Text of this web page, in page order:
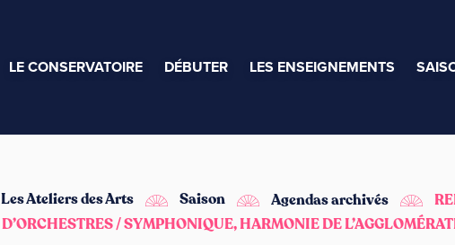
LE CONSERVATOIRE DÉBUTER LES ENSEIGNEMENTS
Les Ateliers des Arts Saison Agendas archivés
D’ORCHESTRES / SYMPHONIQUE, HARMONIE DE